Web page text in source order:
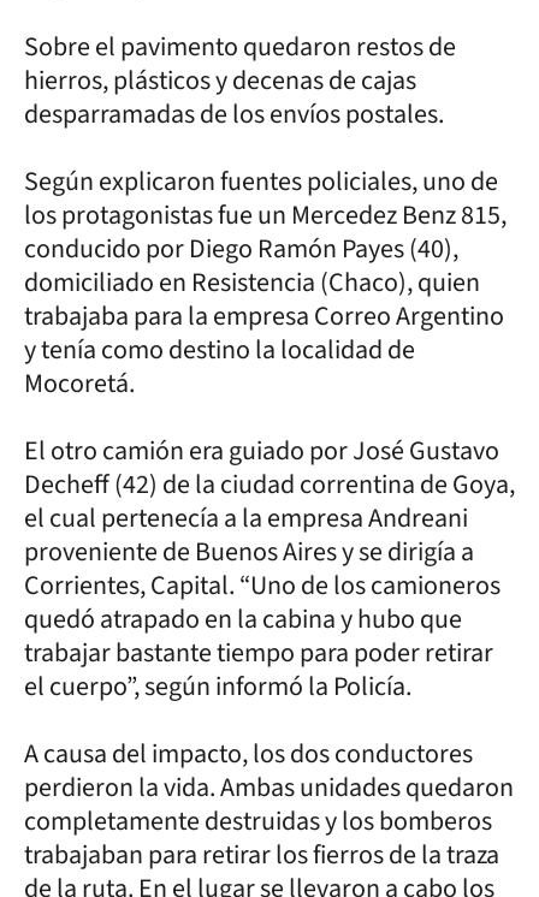
Sobre el pavimento quedaron restos de
hierros, plásticos y decenas de cajas
desparramadas de los envíos postales.
Según explicaron fuentes policiales, uno de
los protagonistas fue un Mercedez Benz 815,
conducido por Diego Ramón Payes (40),
domiciliado en Resistencia (Chaco), quien
trabajaba para la empresa Correo Argentino
y tenía como destino la localidad de
Mocoretá.
El otro camión era guiado por José Gustavo
Decheff (42) de la ciudad correntina de Goya,
el cual pertenecía a la empresa Andreani
proveniente de Buenos Aires y se dirigía a
Corrientes, Capital. “Uno de los camioneros
quedó atrapado en la cabina y hubo que
trabajar bastante tiempo para poder retirar
el cuerpo”, según informó la Policía.
A causa del impacto, los dos conductores
perdieron la vida. Ambas unidades quedaron
completamente destruidas y los bomberos
trabajaban para retirar los fierros de la traza
de la ruta. En el lugar se llevaron a cabo los